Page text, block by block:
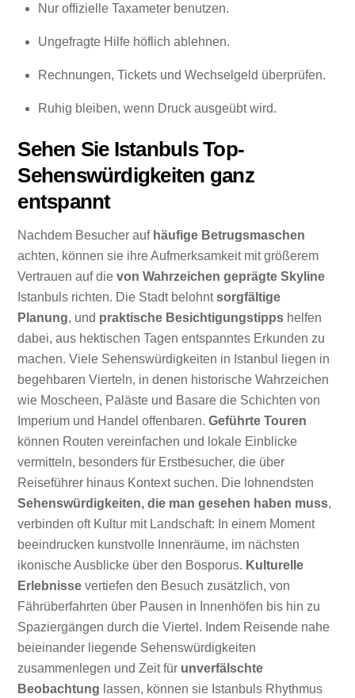
Nur offizielle Taxameter benutzen.
Ungefragte Hilfe höflich ablehnen.
Rechnungen, Tickets und Wechselgeld überprüfen.
Ruhig bleiben, wenn Druck ausgeübt wird.
Sehen Sie Istanbuls Top-
Sehenswürdigkeiten ganz
entspannt
Nachdem Besucher auf häufige Betrugsmaschen
achten, können sie ihre Aufmerksamkeit mit größerem
Vertrauen auf dievon Wahrzeichen geprägte Skyline
Istanbuls richten. Die Stadt belohntsorgfältige
Planung, und praktische Besichtigungstipps helfen
dabei, aus hektischen Tagen entspanntes Erkunden zu
machen. Viele Sehenswürdigkeiten in Istanbul liegen in
begehbaren Vierteln, in denen historische Wahrzeichen
wie Moscheen, Paläste und Basare die Schichten von
Imperium und Handel offenbaren.Geführte Touren
können Routen vereinfachen und lokale Einblicke
vermitteln, besonders für Erstbesucher, die über
Reiseführer hinaus Kontext suchen. Die lohnendsten
Sehenswürdigkeiten, die man gesehen haben muss,
verbinden oft Kultur mit Landschaft: In einem Moment
beeindrucken kunstvolle Innenräume, im nächsten
ikonische Ausblicke über den Bosporus. Kulturelle
Erlebnisse vertiefen den Besuch zusätzlich, von
Fährüberfahrten über Pausen in Innenhöfen bis hin zu
Spaziergängen durch die Viertel. Indem Reisende nahe
beieinander liegende Sehenswürdigkeiten
zusammenlegen und Zeit für unverfälschte
Beobachtung lassen, können sie Istanbuls Rhythmus